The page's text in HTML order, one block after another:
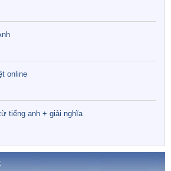
online
tiếng anh + giải nghĩa